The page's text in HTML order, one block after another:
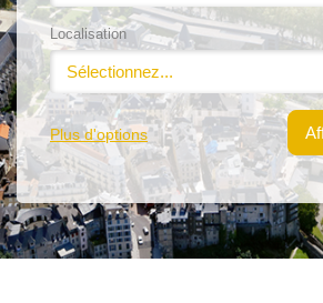
Localisation
Sélectionnez...
Plus d'options